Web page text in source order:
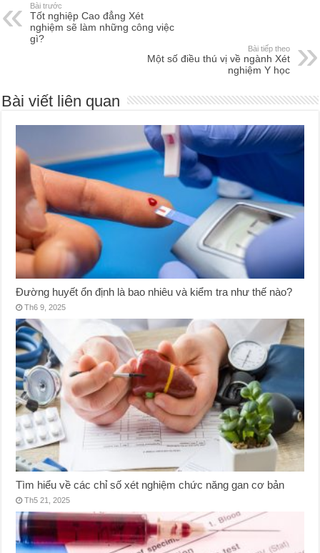
Bài trước
Tốt nghiệp Cao đẳng Xét
nghiệm sẽ làm những công việc
gì?
Bài tiếp theo
Một số điều thú vị về ngành Xét
nghiệm Y học
Bài viết liên quan
Đường huyết ổn định là bao nhiêu và kiểm tra như thế nào?
Th6 9, 2025
Tìm hiểu về các chỉ số xét nghiệm chức năng gan cơ bản
Th5 21, 2025